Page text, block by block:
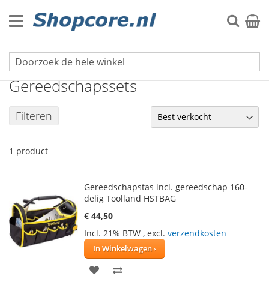
naar
de
Zoek
Gereedschap
Gereedschapssets
Filteren
1 product
Gereedschapstas incl. gereedschap 160-
delig Toolland HSTBAG
€ 44,50
Incl. 21% BTW , excl. verzendkosten
In Winkelwagen
VOEG